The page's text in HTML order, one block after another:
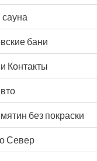
бани
Контакты
без покраски
Север